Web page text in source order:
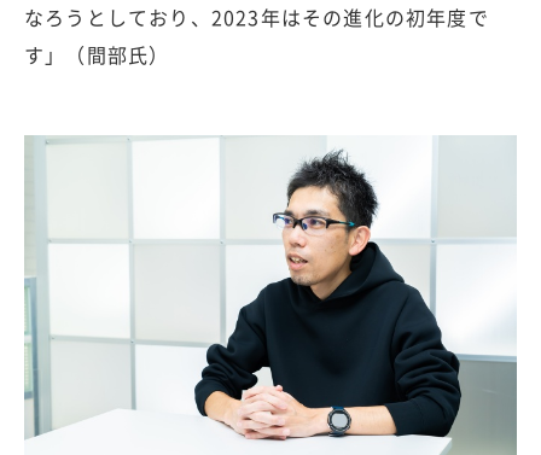
なろうとしており、2023年はその進化の初年度で
す」（間部氏）